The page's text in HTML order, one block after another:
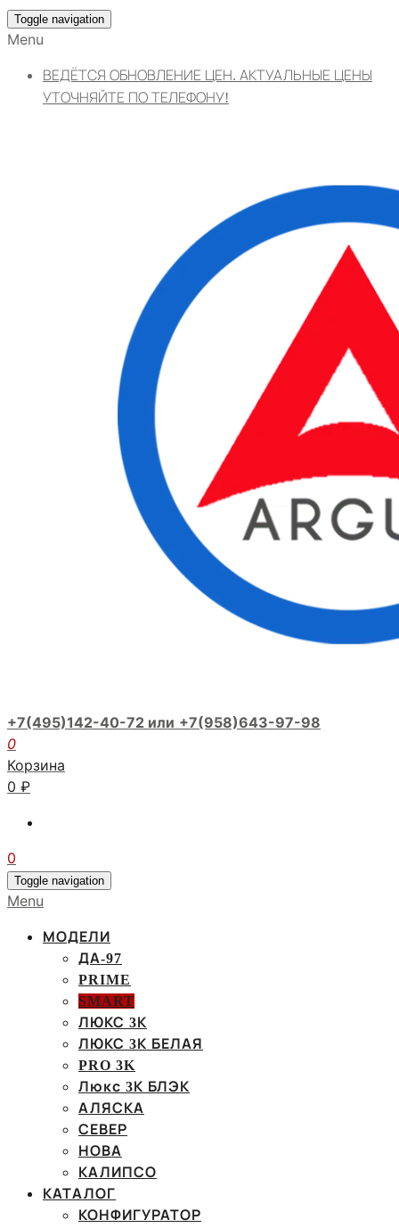
Toggle navigation
Menu
ВЕДЁТСЯ ОБНОВЛЕНИЕ ЦЕН. АКТУАЛЬНЫЕ ЦЕНЫ
УТОЧНЯЙТЕ ПО ТЕЛЕФОНУ!
+7(495)142-40-72 или +7(958)643-97-98
0
Корзина
0 ₽
0
Toggle navigation
Menu
МОДЕЛИ
ДА-97
PRIME
SMART
ЛЮКС 3К
ЛЮКС 3К БЕЛАЯ
PRO 3K
Люкс 3К БЛЭК
АЛЯСКА
СЕВЕР
НОВА
КАЛИПСО
КАТАЛОГ
КОНФИГУРАТОР